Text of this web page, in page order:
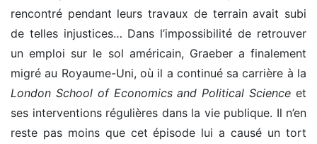
rencontré pendant leurs travaux de terrain avait subi
de telles injustices… Dans l’impossibilité de retrouver
un emploi sur le sol américain, Graeber a finalement
migré au Royaume-Uni, où il a continué sa carrière à la
London School of Economics and Political Science et
ses interventions régulières dans la vie publique. Il n’en
reste pas moins que cet épisode lui a causé un tort